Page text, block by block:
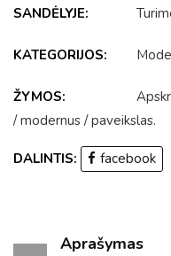
SANDĖLYJE:
KATEGORIJOS:
ŽYMOS:
/modernus /paveikslas.
DALINTIS: facebook
Aprašymas